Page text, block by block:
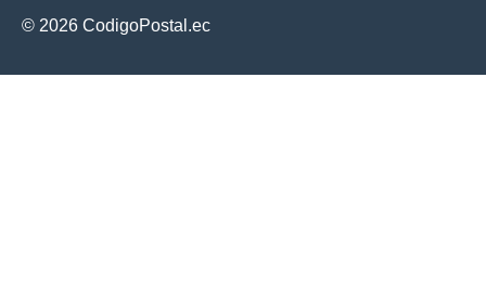
© 2026 CodigoPostal.ec